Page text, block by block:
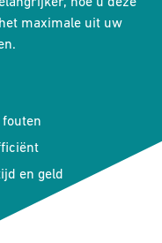
maximale uit uw
en geld